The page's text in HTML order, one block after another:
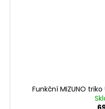
Funkční MIZUNO triko